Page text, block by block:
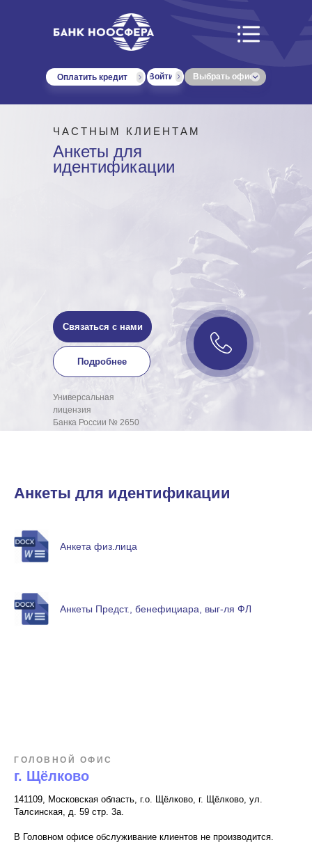
Войти Выбрать офис
Оплатить кредит
ЧАСТНЫМ КЛИЕНТАМ
Универсальная
лицензия
Банка России № 2650
Связаться с нами
Подробнее
Анкеты для
идентификации
Анкеты для идентификации
Анкета физ.лица
Анкеты Предст., бенефициара, выг-ля ФЛ
ГОЛОВНОЙ ОФИС
г. Щёлково
141109, Московская область, г.о. Щёлково, г. Щёлково, ул.
Талсинская, д. 59 стр. 3а.
В Головном офисе обслуживание клиентов не производится.